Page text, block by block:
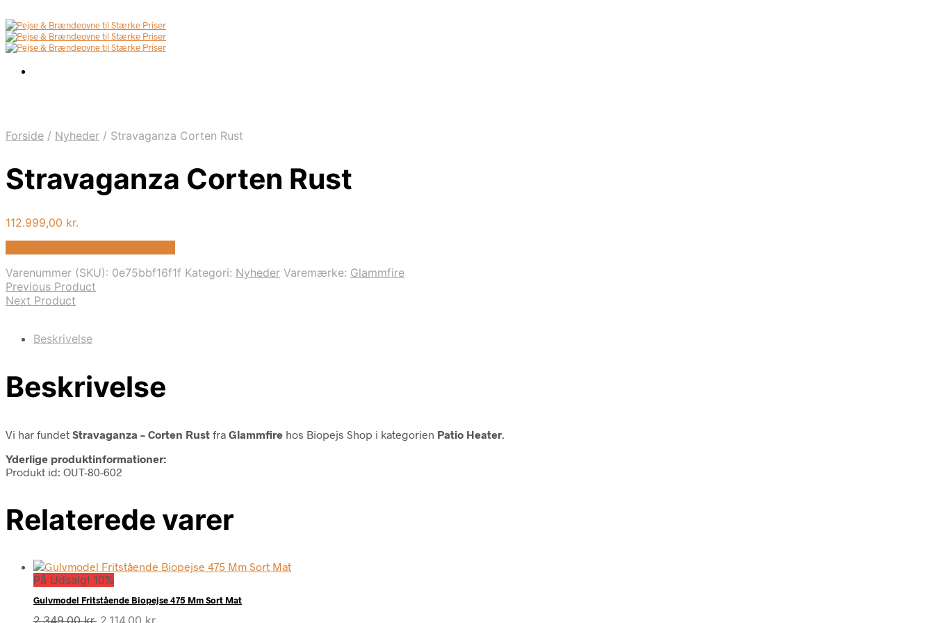
Forside / Nyheder / Stravaganza Corten Rust
Stravaganza Corten Rust
112.999,00 kr.
Varenummer (SKU): 0e75bbf16f1f Kategori: Nyheder Varemærke: Glammfire
Previous Product
Next Product
Beskrivelse
Beskrivelse
Vi har fundet Stravaganza – Corten Rust fra Glammfire hos Biopejs Shop i kategorien Patio Heater
Yderlige produktinformationer:
Produkt id: OUT-80-602
Relaterede varer
På Udsalg! 10%
Gulvmodel Fritstående Biopejse 475 Mm Sort Mat
2.349,00kr. Den
2.114,00 kr.